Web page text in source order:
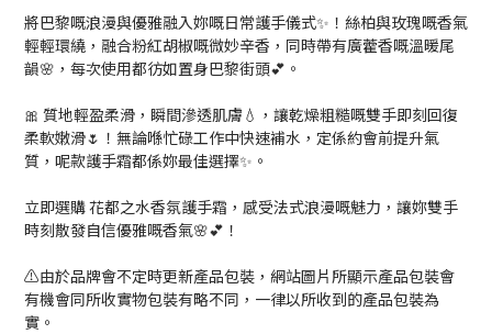
將巴黎嘅浪漫與優雅融入妳嘅日常護手儀式✨！絲柏與玫瑰嘅香氣
輕輕環繞，融合粉紅胡椒嘅微妙辛香，同時帶有廣藿香嘅溫暖尾
韻🌸，每次使用都彷如置身巴黎街頭💕。
🎀 質地輕盈柔滑，瞬間滲透肌膚💧，讓乾燥粗糙嘅雙手即刻回復
柔軟嫩滑🌷！無論喺忙碌工作中快速補水，定係約會前提升氣
質，呢款護手霜都係妳最佳選擇✨。
立即選購 花都之水香氛護手霜，感受法式浪漫嘅魅力，讓妳雙手
時刻散發自信優雅嘅香氣🌸💕！
⚠️由於品牌會不定時更新產品包裝，網站圖片所顯示產品包裝會
有機會同所收實物包裝有略不同，一律以所收到的產品包裝為
實。